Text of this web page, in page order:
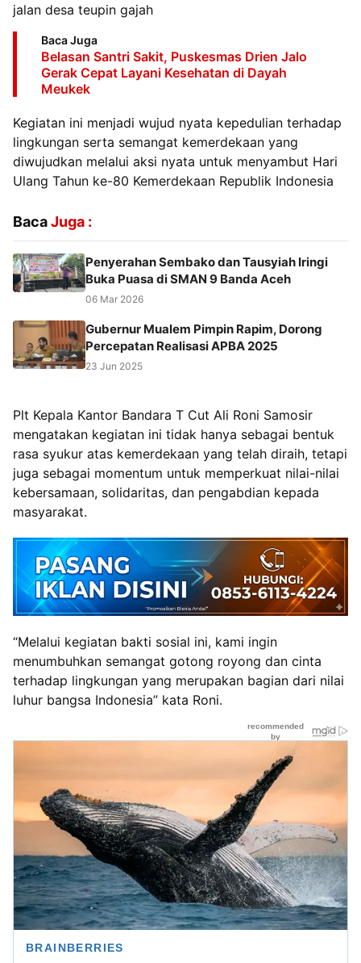
jalan desa teupin gajah
Baca Juga
Belasan Santri Sakit, Puskesmas Drien Jalo
Gerak Cepat Layani Kesehatan di Dayah
Meukek
Kegiatan ini menjadi wujud nyata kepedulian terhadap
lingkungan serta semangat kemerdekaan yang
diwujudkan melalui aksi nyata untuk menyambut Hari
Ulang Tahun ke-80 Kemerdekaan Republik Indonesia
BacaJuga :
Penyerahan Sembako dan Tausyiah Iringi
Buka Puasa di SMAN 9 Banda Aceh
06 Mar 2026
Gubernur Mualem Pimpin Rapim, Dorong
Percepatan Realisasi APBA 2025
23 Jun 2025
Plt Kepala Kantor Bandara T Cut Ali Roni Samosir
mengatakan kegiatan ini tidak hanya sebagai bentuk
rasa syukur atas kemerdekaan yang telah diraih, tetapi
juga sebagai momentum untuk memperkuat nilai-nilai
kebersamaan, solidaritas, dan pengabdian kepada
masyarakat.
“Melalui kegiatan bakti sosial ini, kami ingin
menumbuhkan semangat gotong royong dan cinta
terhadap lingkungan yang merupakan bagian dari nilai
luhur bangsa Indonesia” kata Roni.